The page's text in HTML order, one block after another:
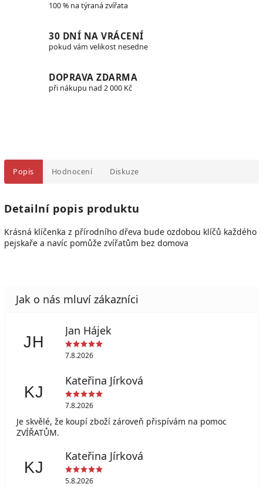
100 % na týraná zvířata
30 DNÍ NA VRÁCENÍ
pokud vám velikost nesedne
DOPRAVA ZDARMA
při nákupu nad 2 000 Kč
Popis Hodnocení Diskuze
Detailní popis produktu
Krásná klíčenka z přírodního dřeva bude ozdobou klíčů každého
pejskaře a navíc pomůže zvířatům bez domova
JH
Jan Hájek
7.8.2026
KJ
Kateřina Jírková
7.8.2026
Je skvělé, že koupí zboží zároveň přispívám na pomoc
ZVÍŘATŮM.
KJ
Kateřina Jírková
5.8.2026